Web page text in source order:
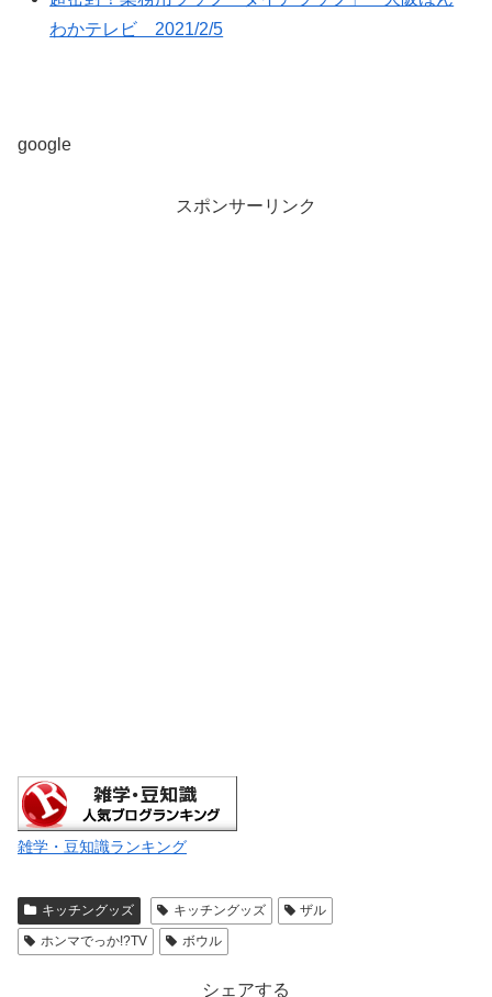
わかテレビ 2021/2/5
google
スポンサーリンク
雑学・豆知識ランキング
キッチングッズ キッチングッズ
ザル
ホンマでっか!?TV
ボウル
シェアする